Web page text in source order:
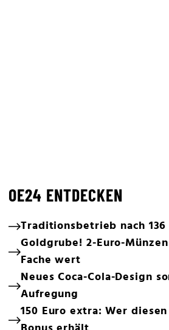
OE24 ENTDECKEN
Traditionsbetrieb nach
Goldgrube! 2-Euro-
Fache wert
Neues Coca-Cola-Design
Aufregung
150 Euro extra: Wer